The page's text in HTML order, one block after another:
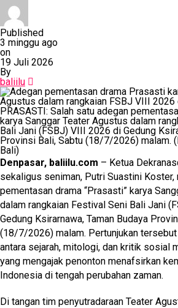
Published
3 minggu ago
on
19 Juli 2026
By
baliilu
PRASASTI: Salah satu adegan
karya Sanggar Teater Agustus dalam
Bali Jani (FSBJ) VIII 2026 di Gedung
Provinsi Bali, Sabtu (18/7/2026) malam.
Bali)
Denpasar, baliilu.com – Ketua
sekaligus seniman, Putri Suastini Koster,
pementasan drama “Prasasti” karya
dalam rangkaian Festival Seni Bali Jani
Gedung Ksirarnawa, Taman Budaya
(18/7/2026) malam. Pertunjukan
antara sejarah, mitologi, dan kritik sosial
yang mengajak penonton menafsirkan
Indonesia di tengah perubahan zaman.
Di tangan tim penyutradaraan Teater